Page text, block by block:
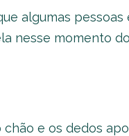
algumas
nesse momento
e os dedos